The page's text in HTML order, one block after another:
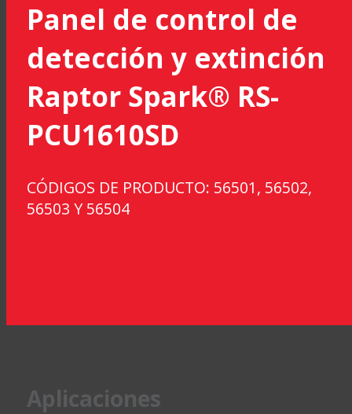
Panel de control de
detección y extinción
Raptor Spark® RS-
PCU1610SD
CÓDIGOS DE PRODUCTO: 56501, 56502,
56503 Y 56504
Aplicaciones